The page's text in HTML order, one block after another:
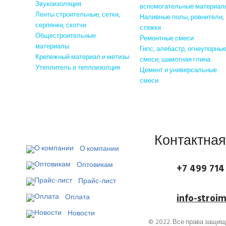
Звукоизоляция
Ленты строительные, сетки,
серпянки, скотчи
Общестроительные
материалы
Крепежный материал и метизы
Утеплитель и теплоизолция
вспомогательные
Наливные полы, ровнители,
стяжки
Ремонтные смеси
Гипс, алебастр, огнеупорные
смеси, шамотная глина
Цемент и универсальные
смеси
О компании
Оптовикам
Прайс-лист
Оплата
Новости
+7 499
info-
© 2022. Все права